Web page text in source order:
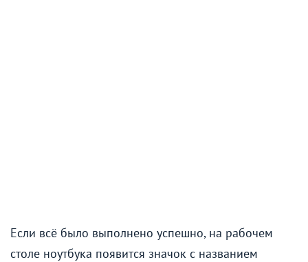
Если всё было выполнено успешно, на рабочем
столе ноутбука появится значок с названием